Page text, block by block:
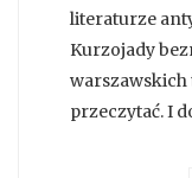
literaturze
Kurzojady
przeczytać. I